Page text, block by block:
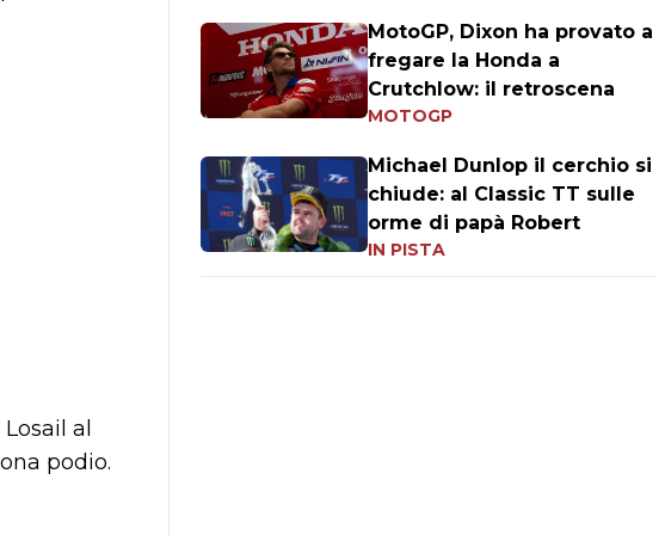
al
podio.
MotoGP, Dixon ha provato a
fregare la Honda a
Crutchlow: il retroscena
MOTOGP
Michael Dunlop il cerchio si
chiude: al Classic TT sulle
orme di papà Robert
IN PISTA